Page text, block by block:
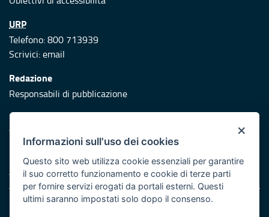
URP
Telefono: 800 713939
Scrivici:email
Redazione
Responsabili di pubblicazione
Protezione civile
Vai al sito di Protezione Civile Puglia
Iniziativa finanziata con risorse del POR Puglia 2014/2020 -
Asse XI
Note legali
×
Informazioni sull'uso dei cookies
Questo sito web utilizza cookie essenziali per garantire
il suo corretto funzionamento e cookie di terze parti
per fornire servizi erogati da portali esterni. Questi
ultimi saranno impostati solo dopo il consenso.